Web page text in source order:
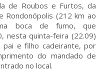
de Roubos e Furtos, da
Rondonópolis (212 km ao
boca de fumo, que
nesta quinta-feira (22.09)
pai e filho cadeirante, por
do mandado de
no local.